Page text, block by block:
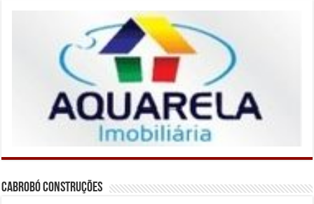
Cabrobó Construções